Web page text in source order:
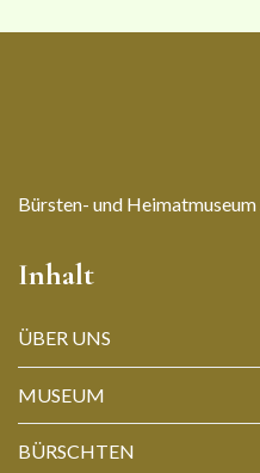
Bürsten- und Heimatmuseum
Inhalt
ÜBER UNS
MUSEUM
BÜRSCHTEN